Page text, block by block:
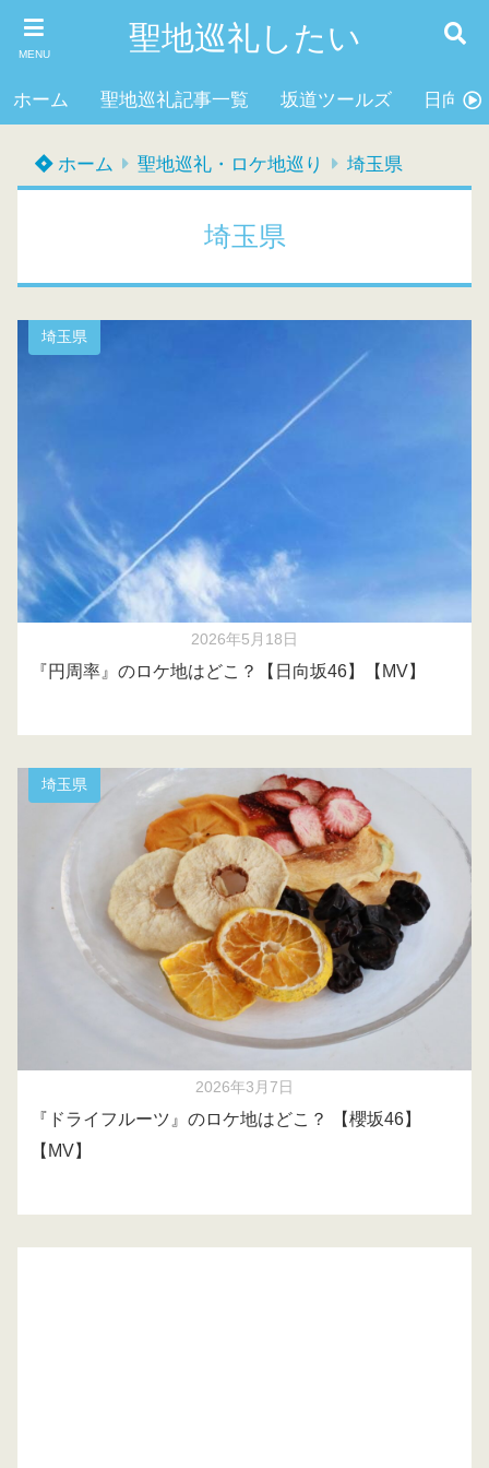
MENU 聖地巡礼したい
ホーム 聖地巡礼記事一覧 坂道ツールズ 日向坂
ホーム 聖地巡礼・ロケ地巡り 埼玉県
埼玉県
埼玉県
2026年5月18日
『円周率』のロケ地はどこ？【日向坂46】【MV】
埼玉県
2026年3月7日
『ドライフルーツ』のロケ地はどこ？ 【櫻坂46】
【MV】